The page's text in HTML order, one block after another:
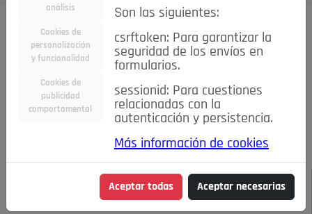
Todas las noticias..
#TePrestoMisOjos Caridad
Ciencia&Tecnología
Economía
Entretenimiento
Estilo de Vida
Internacional
Madrid Opinión IN
Pozuelo de Alarcón
Salud 🔴 En Directo
NOTICIAS
DOS HERIDOS POR
análisis
Cookies de
personalización
y funcionalidad
Cookies de
publicidad
comportamental
Son las siguientes:
csrftoken: Para garantizar la
seguridad de los envíos en
formularios.
sessionid: Para cuestiones
relacionadas con la
autenticación y persistencia.
Más información de cookies
Aceptar todas Aceptar necesarias